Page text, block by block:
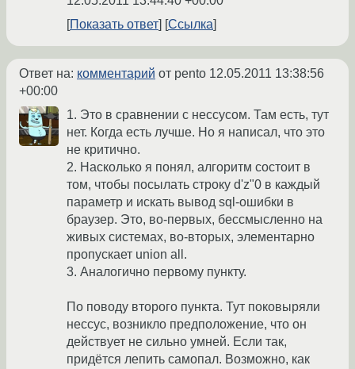
Показать ответ
Ссылка
Ответ на: комментарий от pento 12.05.2011 13:38:56
+00:00
1. Это в сравнении с нессусом. Там есть, тут
нет. Когда есть лучше. Но я написал, что это
не критично.
2. Насколько я понял, алгоритм состоит в
том, чтобы посылать строку d'z"0 в каждый
параметр и искать вывод sql-ошибки в
браузер. Это, во-первых, бессмысленно на
живых системах, во-вторых, элементарно
пропускает union all.
3. Аналогично первому пункту.
По поводу второго пункта. Тут поковыряли
нессус, возникло предположение, что он
действует не сильно умней. Если так,
придётся лепить самопал. Возможно, как